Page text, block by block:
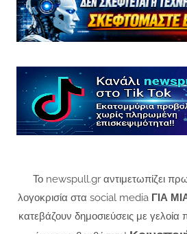
Το newspull.gr αντιμετωπίζει
λογοκρισία στα social media ΓΙΑ
κατεβάζουν δημοσιεύσεις με